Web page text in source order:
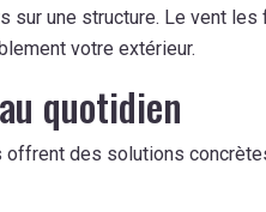
une structure. Le vent les
votre extérieur.
quotidien
des solutions